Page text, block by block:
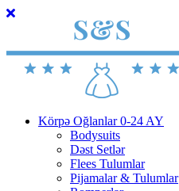
Körpə Oğlanlar 0-24 AY
Bodysuits
Dəst Setlər
Flees Tulumlar
Pijamalar & Tulumlar